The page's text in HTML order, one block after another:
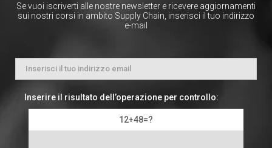
Se vuoi iscriverti alle nostre newsletter e ricevere aggiornamenti
sui nostri corsi in ambito Supply Chain, inserisci il tuo indirizzo
e-mail
Inserire il risultato dell’operazione per controllo:
12+48=?